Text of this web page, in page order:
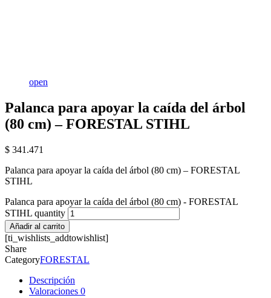
open
Palanca para apoyar la caída del árbol
(80 cm) – FORESTAL STIHL
$ 341.471
Palanca para apoyar la caída del árbol (80 cm) – FORESTAL
STIHL
Palanca para apoyar la caída del árbol (80 cm) - FORESTAL
STIHL quantity
Añadir al carrito
[ti_wishlists_addtowishlist]
Share
CategoryFORESTAL
Descripción
Valoraciones 0